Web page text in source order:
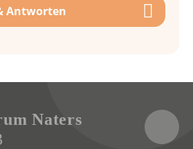
Antworten
Naters